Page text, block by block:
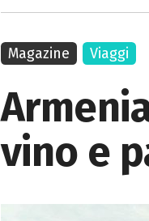
vino e
Magazine Viaggi